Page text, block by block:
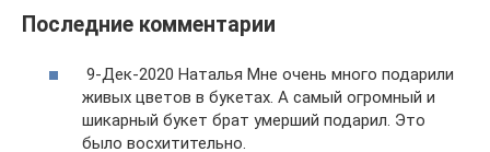
Последние комментарии
9-Дек-2020 Наталья Мне очень много подарили
живых цветов в букетах. А самый огромный и
шикарный букет брат умерший подарил. Это
было восхитительно.